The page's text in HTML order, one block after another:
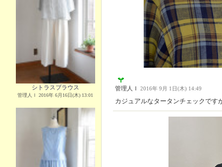
シトラスブラウス
管理人Ｉ 2016年 6月16日(木) 13:01
管理人Ｉ 2016年 9月 1日(木) 14:49
カジュアルなタータンチェックです